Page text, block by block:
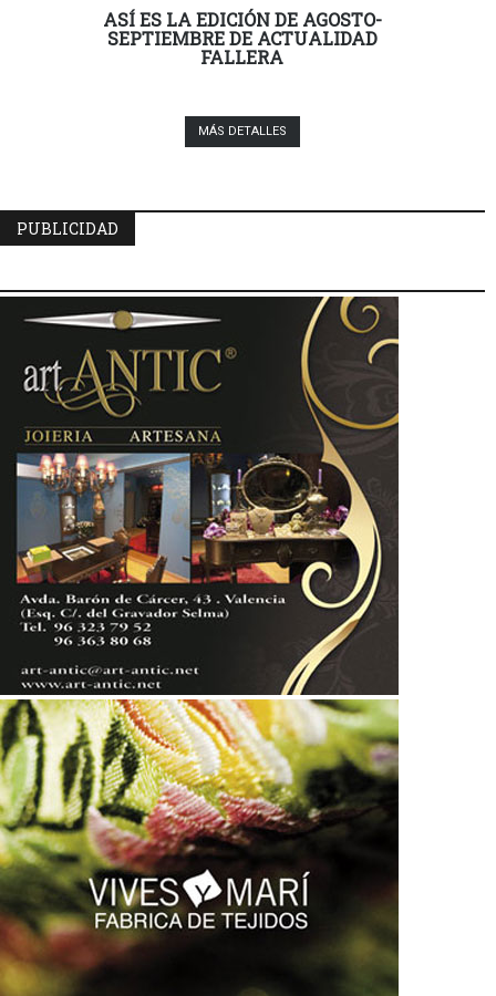
ASÍ ES LA EDICIÓN DE AGOSTO-
SEPTIEMBRE DE ACTUALIDAD
FALLERA
MÁS DETALLES
PUBLICIDAD